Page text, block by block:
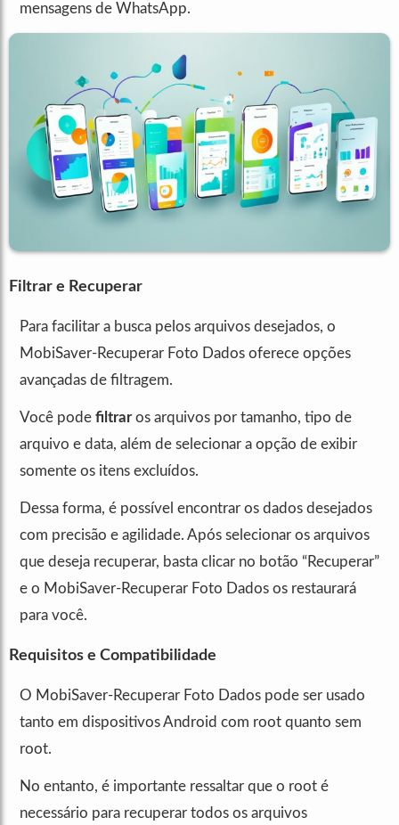
mensagens de WhatsApp.
Filtrar e Recuperar
Para facilitar a busca pelos arquivos desejados, o
MobiSaver-Recuperar Foto Dados oferece opções
avançadas de filtragem.
Você pode filtraros arquivos por tamanho, tipo de
arquivo e data, além de selecionar a opção de exibir
somente os itens excluídos.
Dessa forma, é possível encontrar os dados desejados
com precisão e agilidade. Após selecionar os arquivos
que deseja recuperar, basta clicar no botão “Recuperar”
e o MobiSaver-Recuperar Foto Dados os restaurará
para você.
Requisitos e Compatibilidade
O MobiSaver-Recuperar Foto Dados pode ser usado
tanto em dispositivos Android com root quanto sem
root.
No entanto, é importante ressaltar que o root é
necessário para recuperar todos os arquivos